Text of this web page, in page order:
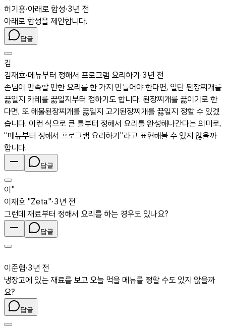
허기홍·아래로 합성·3년 전
아래로 합성을 제안합니다.
답글
김
김재호·메뉴부터 정해서 프로그램 요리하기·3년 전
손님이 만족할 만한 요리를 한 가지 만들어야 한다면, 일단 된장찌개를
끓일지 카레를 끓일지부터 정하기도 합니다. 된장찌개를 끓이기로 한
다면, 또 해물된장찌개를 끓일지 고기된장찌개를 끓일지 정할 수 있겠
습니다. 이런 식으로 큰 틀부터 정해서 요리를 완성해나간다는 의미로,
“메뉴부터 정해서 프로그램 요리하기”라고 표현해볼 수 있지 않을까
합니다.
답글
이"
이재호 "Zeta"·3년 전
그런데 재료부터 정해서 요리를 하는 경우도 있나요?
답글
­이준협·3년 전
냉장고에 있는 재료를 보고 오늘 먹을 메뉴를 정할 수도 있지 않을까
요?
답글